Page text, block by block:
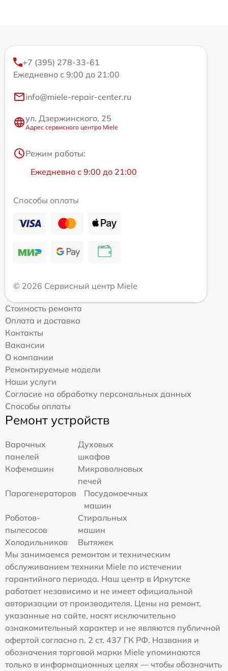
+7 (395) 278-33-61
Ежедневно с 9:00 до 21:00
info@miele-repair-center.ru
ул. Дзержинского, 25
Адрес сервисного центра Miele
Режим работы:
Ежедневно с 9:00 до 21:00
Способы оплаты
© 2026 Сервисный центр Miele
Стоимость ремонта
Оплата и доставка
Контакты
Вакансии
О компании
Ремонтируемые модели
Наши услуги
Согласие на обработку персональных данных
Способы оплаты
Ремонт устройств
Варочных
панелей
Духовых
шкафов
Кофемашин
Микроволновых
печей
Парогенераторов
Посудомоечных
машин
Роботов-
пылесосов
Стиральных
машин
Холодильников
Вытяжек
Мы занимаемся ремонтом и техническим
обслуживанием техники Miele по истечении
гарантийного периода. Наш центр в Иркутске
работает независимо и не имеет официальной
авторизации от производителя. Цены на ремонт,
указанные на сайте, носят исключительно
ознакомительный характер и не являются публичной
офертой согласно п. 2 ст. 437 ГК РФ. Названия и
обозначения торговой марки Miele упоминаются
только в информационных целях — чтобы обозначить